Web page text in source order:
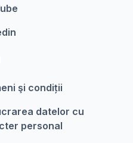
şi condiții
datelor cu
personal